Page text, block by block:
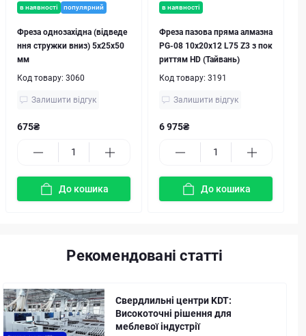
в наявності популярний
Фреза однозахідна (відведе
ння стружки вниз) 5х25х50
мм
Код товару: 3060
Залишити відгук
675₴
До кошика
в наявності
Фреза пазова пряма алмазна
PG-08 10х20х12 L75 Z3 з пок
риттям HD (Тайвань)
Код товару: 3191
Залишити відгук
6 975₴
До кошика
Рекомендовані статті
Свердлильні центри KDT:
Високоточні рішення для
меблевої індустрії